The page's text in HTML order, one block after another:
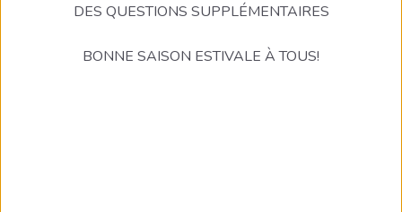
DES QUESTIONS SUPPLÉMENTAIRES
BONNE SAISON ESTIVALE À TOUS!